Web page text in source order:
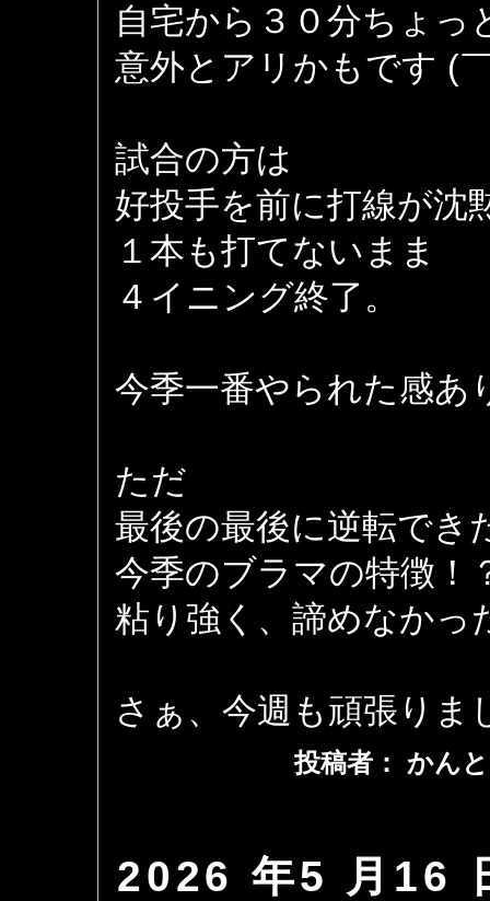
自宅から３０分ちょっ
意外とアリかもです (
試合の方は
好投手を前に打線が沈
１本も打てないまま
４イニング終了。
今季一番やられた感あ
ただ
最後の最後に逆転でき
今季のブラマの特徴！
粘り強く、諦めなかっ
さぁ、今週も頑張りま
投稿者： かん
2026 年5 月16